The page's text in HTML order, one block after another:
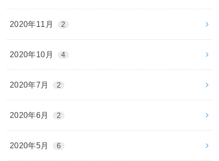
2020年11月 2
2020年10月 4
2020年7月 2
2020年6月 2
2020年5月 6